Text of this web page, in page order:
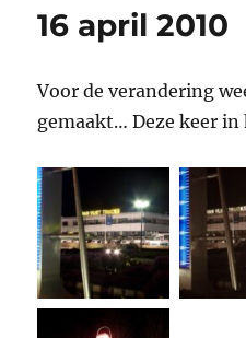
16 april 2010
Voor de verandering
gemaakt… Deze keer